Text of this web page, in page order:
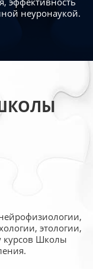
неуронаукой.
этологии,
курсов Школы